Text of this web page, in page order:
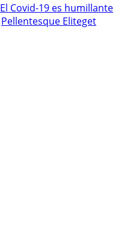
El Covid-19 es humillante
Pellentesque Eliteget